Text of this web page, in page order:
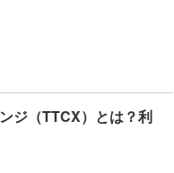
ジ（TTCX）とは？利